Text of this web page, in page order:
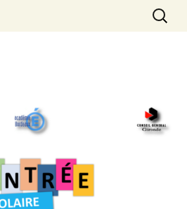
Dheurle
Henri Dheurle de La
d'Arcachon – Gironde)